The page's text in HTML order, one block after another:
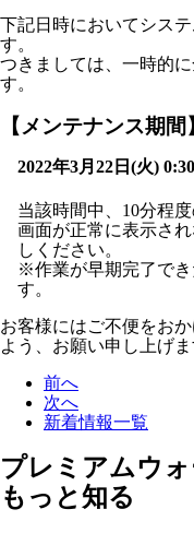
下記日時においてシス
す。
つきましては、一時的
す。
【メンテナンス期間
2022年3月22日(火)
当該時間中、10分程
画面が正常に表示さ
しください。
※作業が早期完了でき
す。
お客様にはご不便をお
よう、お願い申し上げま
前へ
次へ
新着情報一覧
プレミアムウ
もっと知る